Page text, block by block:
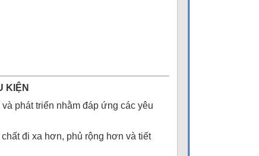
KIỆN
phát triển nhằm đáp ứng các yêu
đi xa hơn, phủ rộng hơn và tiết